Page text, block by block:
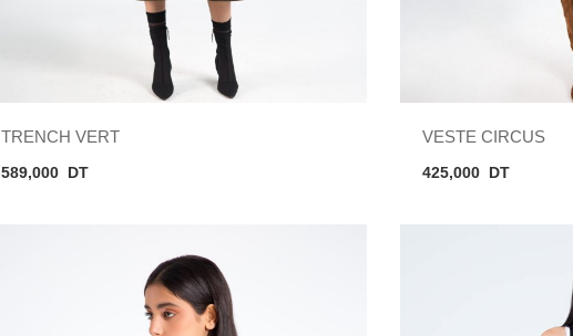
TRENCH VERT
589,000 DT
VESTE CIRCUS
425,000 DT